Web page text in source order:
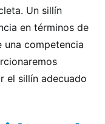
Un sillín
en términos de
competencia
el sillín adecuado